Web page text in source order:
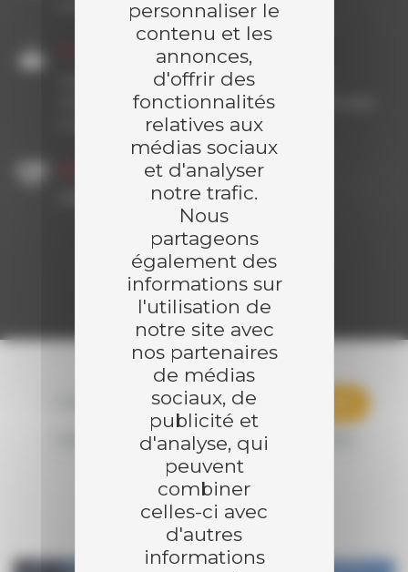
Conception | Installation
Travaux réalisés
Ingénierie génie civil & énergétique |
Installation chaufferie | Tuyauterie Process
| Valorisation de chaleur
Partenaires
HEIZOMAT, JAVO, LOGSTOR
Demander un devis
TOUTES LES RÉFÉRENCES
GAZÉIFICATION RÉSEAU DE CHALEUR
SÉCHOIR
personnaliser le
contenu et les
annonces,
d'offrir des
fonctionnalités
relatives aux
médias sociaux
et d'analyser
notre trafic.
Nous
partageons
également des
informations sur
l'utilisation de
notre site avec
nos partenaires
de médias
sociaux, de
publicité et
d'analyse, qui
peuvent
combiner
celles-ci avec
d'autres
informations